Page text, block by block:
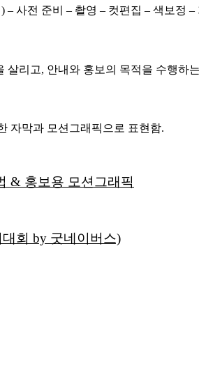
– 사전 준비 – 촬영 – 컷편집 – 색보정
살리고, 안내와 홍보의 목적을 수행하
자막과 모션그래픽으로 표현함.
& 홍보용 모션그래픽
회 by 굿네이버스)